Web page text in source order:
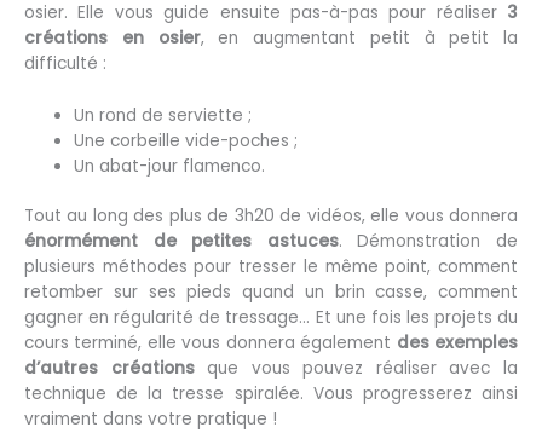
osier. Elle vous guide ensuite pas-à-pas pour réaliser 3
créations en osier, en augmentant petit à petit la
difficulté :
Un rond de serviette ;
Une corbeille vide-poches ;
Un abat-jour flamenco.
Tout au long des plus de 3h20 de vidéos, elle vous donnera
énormément de petites astuces. Démonstration de
plusieurs méthodes pour tresser le même point, comment
retomber sur ses pieds quand un brin casse, comment
gagner en régularité de tressage… Et une fois les projets du
cours terminé, elle vous donnera également des exemples
d’autres créationsque vous pouvez réaliser avec la
technique de la tresse spiralée. Vous progresserez ainsi
vraiment dans votre pratique !